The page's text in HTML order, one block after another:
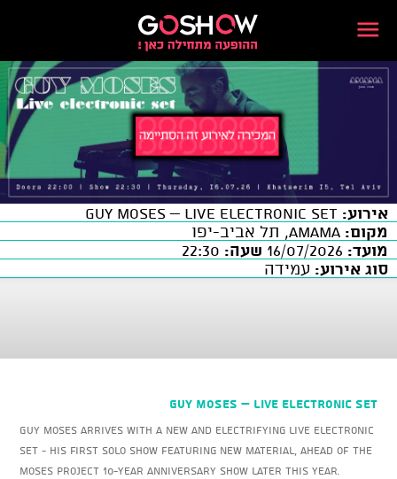
אירוע:
מקום:
מועד:
שעה:
סוג אירוע: עמידה
GUY MOSES – Live Electronic Set
Guy Moses arrives with a new and electrifying live electronic
set - his first solo show featuring new material, ahead of the
Moses Project 10-year anniversary show later this year.